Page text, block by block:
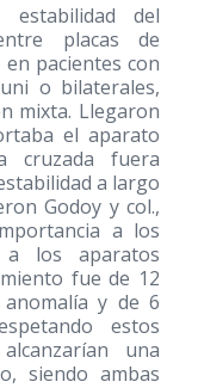
del
placas de
en pacientes con
o bilaterales,
mixta. Llegaron
el aparato
cruzada fuera
a largo
Godoy y col.,
a los
los aparatos
fue de 12
y de 6
estos
una
siendo ambas